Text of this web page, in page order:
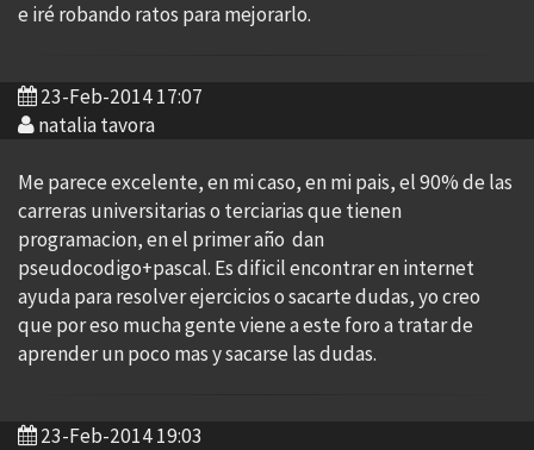
e iré robando ratos para mejorarlo.
23-Feb-2014 17:07
natalia tavora
Me parece excelente, en mi caso, en mi pais, el 90% de las
carreras universitarias o terciarias que tienen
programacion, en el primer año dan
pseudocodigo+pascal. Es dificil encontrar en internet
ayuda para resolver ejercicios o sacarte dudas, yo creo
que por eso mucha gente viene a este foro a tratar de
aprender un poco mas y sacarse las dudas.
23-Feb-2014 19:03